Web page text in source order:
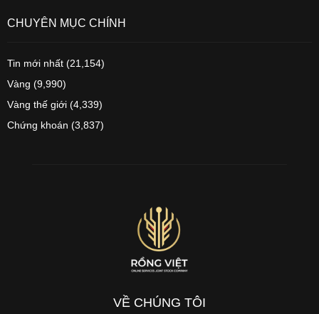
CHUYÊN MỤC CHÍNH
Tin mới nhất (21,154)
Vàng (9,990)
Vàng thế giới (4,339)
Chứng khoán (3,837)
VỀ CHÚNG TÔI